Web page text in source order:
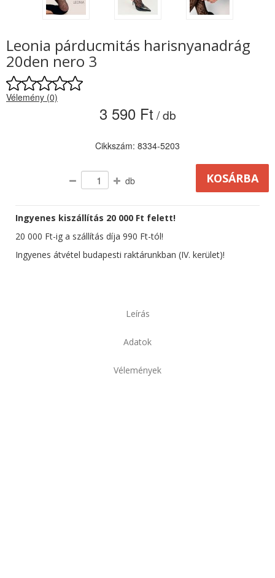
Leonia párducmitás harisnyanadrág
20den nero 3
Vélemény (0)
3 590 Ft / db
Cikkszám: 8334-5203
db
Ingyenes kiszállítás 20 000 Ft felett!
20 000 Ft-ig a szállítás díja 990 Ft-tól!
Ingyenes átvétel budapesti raktárunkban (IV. kerület)!
Leírás
Adatok
Vélemények